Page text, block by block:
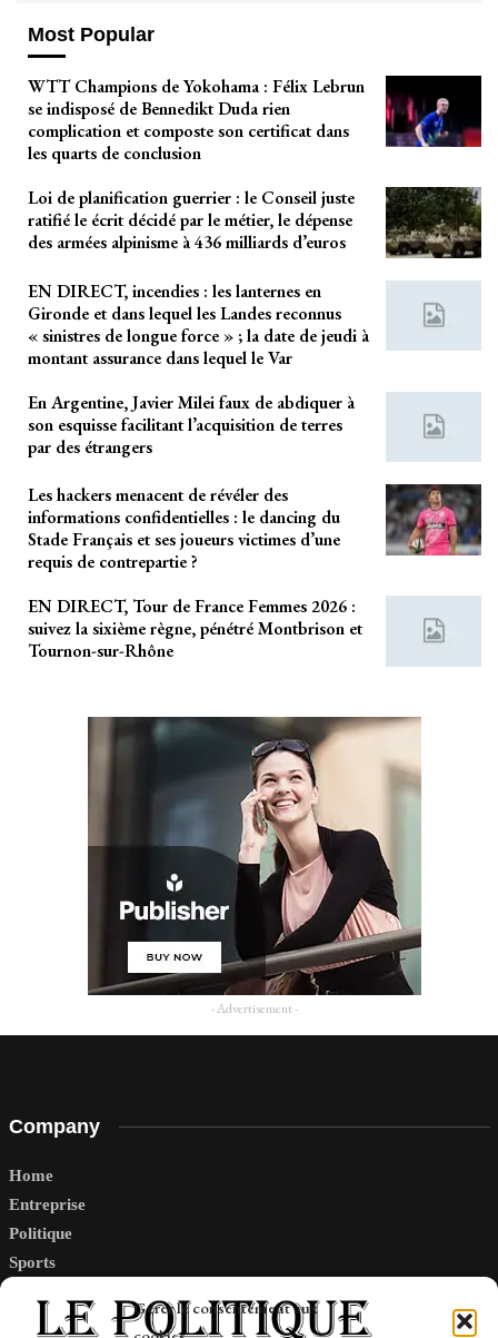
Gérer le consentement aux
Most Popular
WTT Champions de Yokohama : Félix Lebrun
se indisposé de Bennedikt Duda rien
complication et composte son certificat dans
les quarts de conclusion
Loi de planification guerrier : le Conseil juste
ratifié le écrit décidé par le métier, le dépense
des armées alpinisme à 436 milliards d’euros
EN DIRECT, incendies : les lanternes en
Gironde et dans lequel les Landes reconnus
« sinistres de longue force » ; la date de jeudi à
montant assurance dans lequel le Var
En Argentine, Javier Milei faux de abdiquer à
son esquisse facilitant l’acquisition de terres
par des étrangers
Les hackers menacent de révéler des
informations confidentielles : le dancing du
Stade Français et ses joueurs victimes d’une
requis de contrepartie ?
EN DIRECT, Tour de France Femmes 2026 :
suivez la sixième règne, pénétré Montbrison et
Tournon-sur-Rhône
- Advertisement -
Company
Home
Entreprise
Politique
Sports